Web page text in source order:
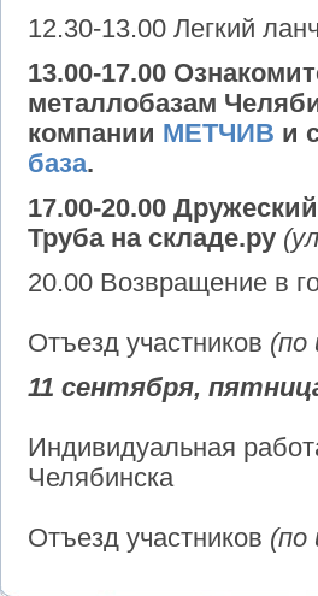
12.30-13.00 Легкий ланч
13.00-17.00
металлобазам
компании МЕТЧИВ и
база.
17.00-20.00
Труба на складе.ру
20.00 Возвращение в
Отъезд участников (по
11 сентября,
Индивидуальная
Челябинска
Отъезд участников (по